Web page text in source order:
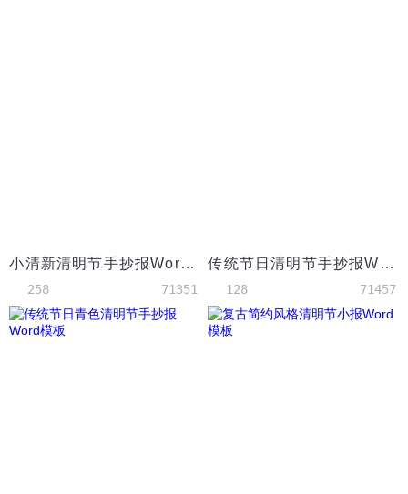
小清新清明节手抄报Word模板
258 71351
传统节日清明节手抄报Word模板
128 71457